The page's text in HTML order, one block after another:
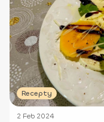
Recepty
2 Feb 2024